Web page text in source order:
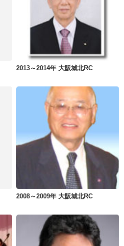
2013～2014年 大阪城北RC
2008～2009年 大阪城北RC